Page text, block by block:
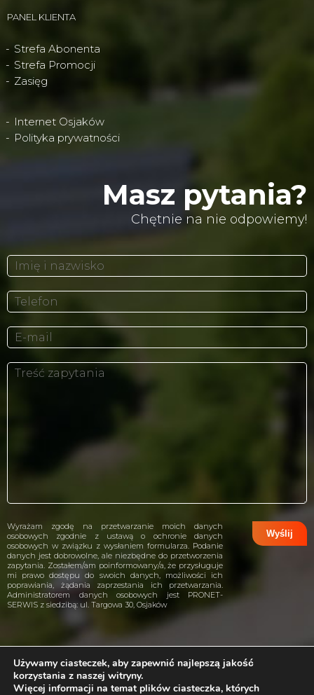
PANEL KLIENTA
Strefa Abonenta
Strefa Promocji
Zasięg
Internet Osjaków
Polityka prywatności
Masz pytania?
Chętnie na nie odpowiemy!
Wyrażam zgodę na przetwarzanie moich danych
osobowych zgodnie z ustawą o ochronie danych
osobowych w związku z wysłaniem formularza. Podanie
danych jest dobrowolne, ale niezbędne do przetworzenia
zapytania. Zostałem/am poinformowany/a, że przysługuje
mi prawo dostępu do swoich danych, możliwości ich
poprawiania, żądania zaprzestania ich przetwarzania.
Administratorem danych osobowych jest PRONET-
SERWIS z siedzibą: ul. Targowa 30, Osjaków
projekt i wykonanie:CreativeHeads.pl
Używamy ciasteczek, aby zapewnić najlepszą jakość
korzystania z naszej witryny.
Więcej informacji na temat plików ciasteczka, których